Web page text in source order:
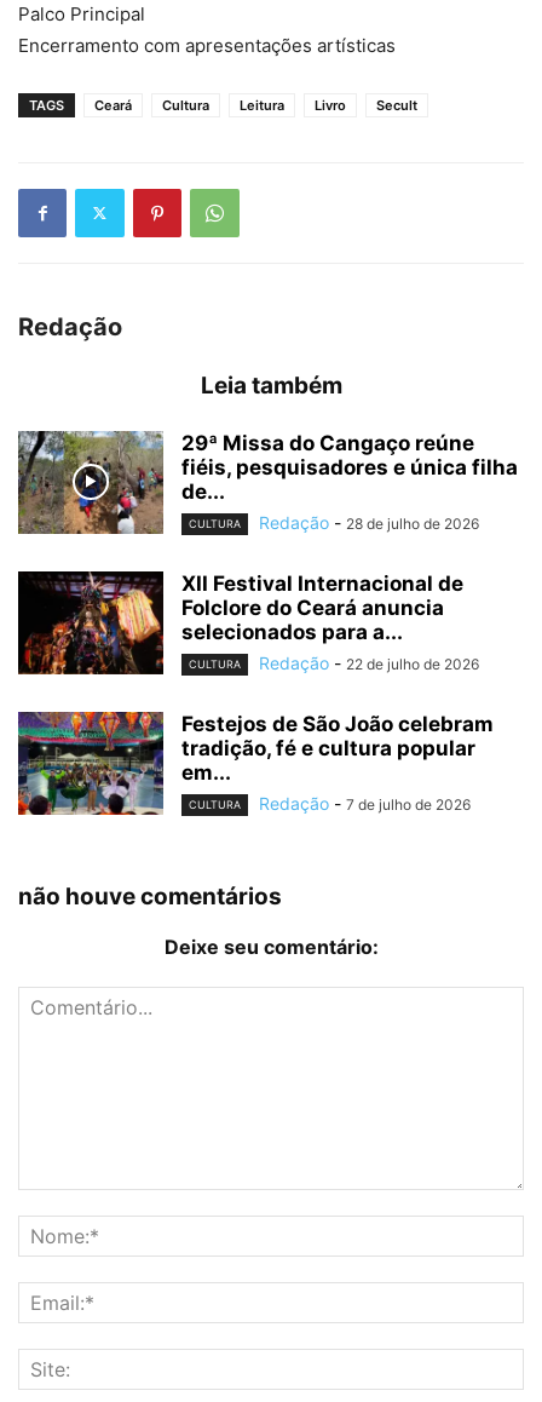
Palco Principal
Encerramento com apresentações artísticas
TAGS Ceará Cultura Leitura Livro Secult
Redação
Leia também
29ª Missa do Cangaço reúne
fiéis, pesquisadores e única filha
de...
CULTURA Redação - 28 de julho de 2026
XII Festival Internacional de
Folclore do Ceará anuncia
selecionados para a...
CULTURA Redação - 22 de julho de 2026
Festejos de São João celebram
tradição, fé e cultura popular
em...
CULTURA Redação - 7 de julho de 2026
não houve comentários
Deixe seu comentário: